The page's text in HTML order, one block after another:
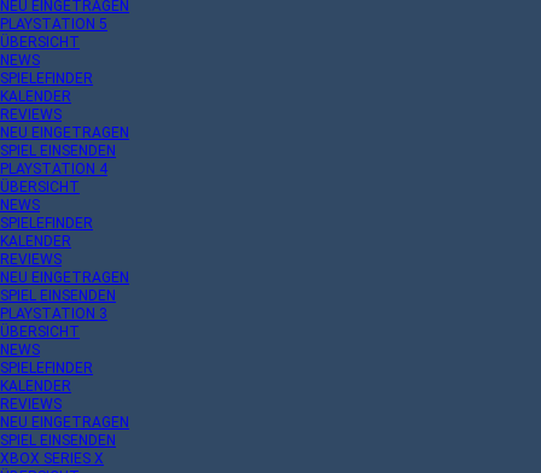
NEU EINGETRAGEN
PLAYSTATION 5
ÜBERSICHT
NEWS
SPIELEFINDER
KALENDER
REVIEWS
NEU EINGETRAGEN
SPIEL EINSENDEN
PLAYSTATION 4
ÜBERSICHT
NEWS
SPIELEFINDER
KALENDER
REVIEWS
NEU EINGETRAGEN
SPIEL EINSENDEN
PLAYSTATION 3
ÜBERSICHT
NEWS
SPIELEFINDER
KALENDER
REVIEWS
NEU EINGETRAGEN
SPIEL EINSENDEN
XBOX SERIES X